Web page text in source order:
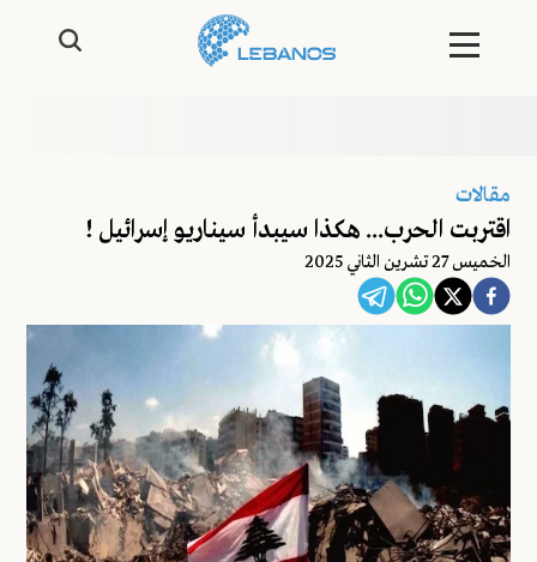
مقالات
اقتربت الحرب... هكذا سيبدأ سيناريو إسرائيل !
الخميس 27 تشرين الثاني 2025